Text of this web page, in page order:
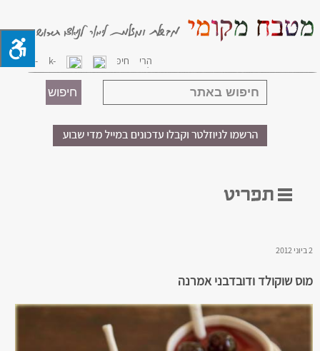
2 ביוני 2012
מוס שוקולד ודובדבני אמרנה